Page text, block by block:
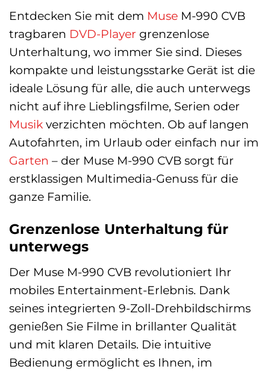
Entdecken Sie mit dem Muse M-990 CVB
tragbaren DVD-Player grenzenlose
Unterhaltung, wo immer Sie sind. Dieses
kompakte und leistungsstarke Gerät ist die
ideale Lösung für alle, die auch unterwegs
nicht auf ihre Lieblingsfilme, Serien oder
Musik verzichten möchten. Ob auf langen
Autofahrten, im Urlaub oder einfach nur im
Garten – der Muse M-990 CVB sorgt für
erstklassigen Multimedia-Genuss für die
ganze Familie.
Grenzenlose Unterhaltung für
unterwegs
Der Muse M-990 CVB revolutioniert Ihr
mobiles Entertainment-Erlebnis. Dank
seines integrierten 9-Zoll-Drehbildschirms
genießen Sie Filme in brillanter Qualität
und mit klaren Details. Die intuitive
Bedienung ermöglicht es Ihnen, im